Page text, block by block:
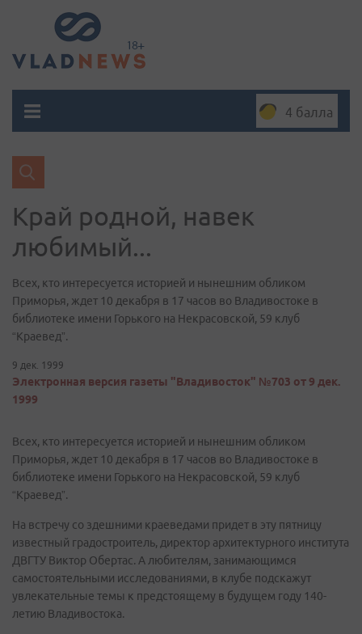
4 балла
Край родной, навек
любимый...
Всех, кто интересуется историей и нынешним обликом
Приморья, ждет 10 декабря в 17 часов во Владивостоке в
библиотеке имени Горького на Некрасовской, 59 клуб
“Краевед”.
9 дек. 1999
Электронная версия газеты "Владивосток" №703 от 9 дек.
1999
Всех, кто интересуется историей и нынешним обликом
Приморья, ждет 10 декабря в 17 часов во Владивостоке в
библиотеке имени Горького на Некрасовской, 59 клуб
“Краевед”.
На встречу со здешними краеведами придет в эту пятницу
известный градостроитель, директор архитектурного института
ДВГТУ Виктор Обертас. А любителям, занимающимся
самостоятельными исследованиями, в клубе подскажут
увлекательные темы к предстоящему в будущем году 140-
летию Владивостока.